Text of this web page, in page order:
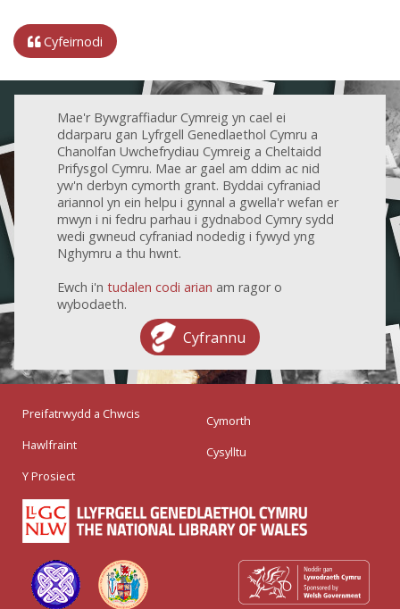
Cyfeirnodi
Mae'r Bywgraffiadur Cymreig yn cael ei
ddarparu gan Lyfrgell Genedlaethol Cymru a
Chanolfan Uwchefrydiau Cymreig a Cheltaidd
Prifysgol Cymru. Mae ar gael am ddim ac nid
yw'n derbyn cymorth grant. Byddai cyfraniad
ariannol yn ein helpu i gynnal a gwella'r wefan er
mwyn i ni fedru parhau i gydnabod Cymry sydd
wedi gwneud cyfraniad nodedig i fywyd yng
Nghymru a thu hwnt.
Ewch i'n tudalen codi arian am ragor o
wybodaeth.
Cyfrannu
Preifatrwydd a Chwcis
Hawlfraint
Y Prosiect
Cymorth
Cysylltu